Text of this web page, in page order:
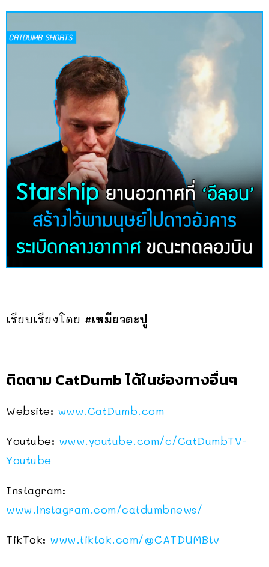
เรียบเรียงโดย #เหมียวตะปู
ติดตาม CatDumb ได้ในช่องทางอื่นๆ
Website: www.CatDumb.com
Youtube: www.youtube.com/c/CatDumbTV-
Youtube
Instagram:
www.instagram.com/catdumbnews/
TikTok: www.tiktok.com/@CATDUMBtv